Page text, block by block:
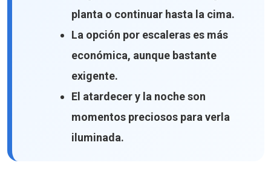
planta o continuar hasta la cima.
La opción por escaleras es más
económica, aunque bastante
exigente.
El atardecer y la noche son
momentos preciosos para verla
iluminada.